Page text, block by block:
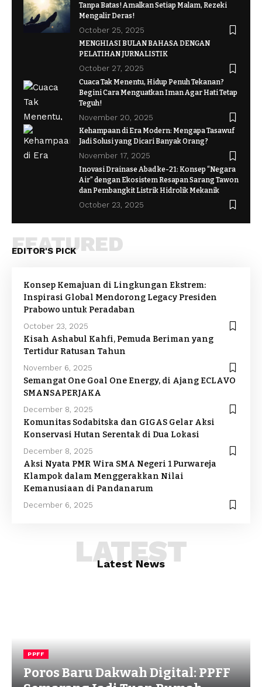
Tanpa Batas! Amalkan Setiap Malam, Rezeki
Mengalir Deras!
October 25, 2025
MENGHIASI BULAN BAHASA DENGAN
PELATIHAN JURNALISTIK
October 27, 2025
Cuaca Tak Menentu, Hidup Penuh Tekanan?
Begini Cara Menguatkan Iman Agar Hati Tetap
Teguh!
November 20, 2025
Kehampaan di Era Modern: Mengapa Tasawuf
Jadi Solusi yang Dicari Banyak Orang?
November 17, 2025
Inovasi Drainase Abad ke-21: Konsep “Negara
Air” dengan Ekosistem Resapan Sarang Tawon
dan Pembangkit Listrik Hidrolik Mekanik
October 23, 2025
EDITOR'S PICK
FEATURED
Konsep Kemajuan di Lingkungan Ekstrem:
Inspirasi Global Mendorong Legacy Presiden
Prabowo untuk Peradaban
October 23, 2025
Kisah Ashabul Kahfi, Pemuda Beriman yang
Tertidur Ratusan Tahun
November 6, 2025
Semangat One Goal One Energy, di Ajang ECLAVO
SMANSAPERJAKA
December 8, 2025
Komunitas Sodabitska dan GIGAS Gelar Aksi
Konservasi Hutan Serentak di Dua Lokasi
December 8, 2025
Aksi Nyata PMR Wira SMA Negeri 1 Purwareja
Klampok dalam Menggerakkan Nilai
Kemanusiaan di Pandanarum
December 6, 2025
Latest News
LATEST
PPFF
Poros Baru Dakwah Digital: PPFF